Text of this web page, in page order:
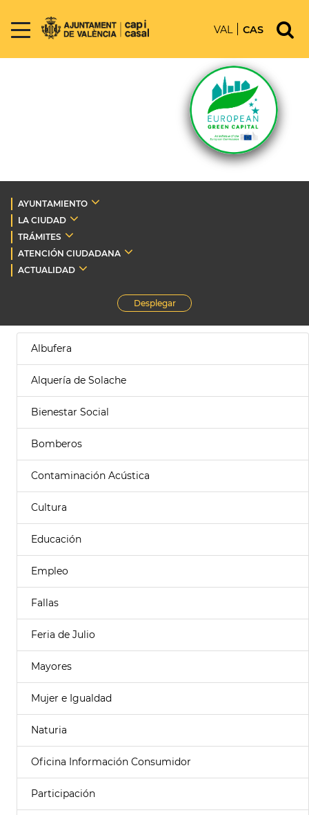
VAL CAS
AYUNTAMIENTO
LA CIUDAD
TRÁMITES
ATENCIÓN CIUDADANA
ACTUALIDAD
Desplegar
Albufera
Alquería de Solache
Bienestar Social
Bomberos
Contaminación Acústica
Cultura
Educación
Empleo
Fallas
Feria de Julio
Mayores
Mujer e Igualdad
Naturia
Oficina Información Consumidor
Participación